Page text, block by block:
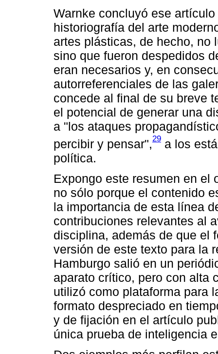
Warnke concluyó ese
historiografía del arte
artes plásticas, de hecho, no
sino que fueron despedidos
eran necesarios y, en
autorreferenciales de las
concede al final de su breve
el potencial de generar una
a "los ataques
percibir y pensar",29 a los
política.
Expongo este resumen en el
no sólo porque el contenido
la importancia de esta línea
contribuciones relevantes al
disciplina, además de que el
versión de este texto para la
Hamburgo salió en un
aparato crítico, pero con alta
utilizó como plataforma para
formato despreciado en
y de fijación en el artículo
única prueba de inteligencia